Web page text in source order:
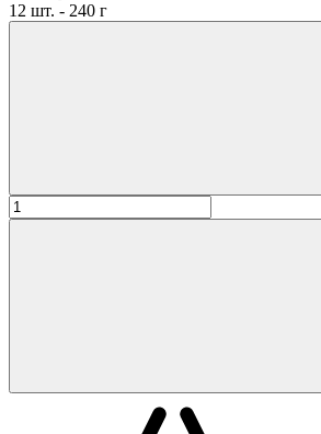
12 шт. - 240 г